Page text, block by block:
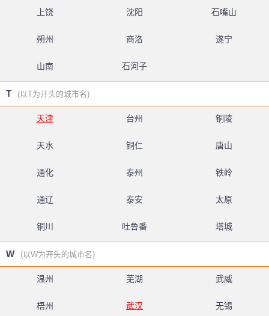
上饶 沈阳 石嘴山
朔州 商洛 遂宁
山南 石河子
T (以T为开头的城市名)
天津 台州 铜陵
天水 铜仁 唐山
通化 泰州 铁岭
通辽 泰安 太原
铜川 吐鲁番 塔城
W (以W为开头的城市名)
温州 芜湖 武威
梧州 武汉 无锡